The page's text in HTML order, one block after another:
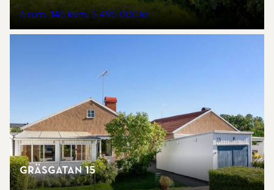
6 rum 145 kvm 5 495 000 kr
Gräsgatan 15